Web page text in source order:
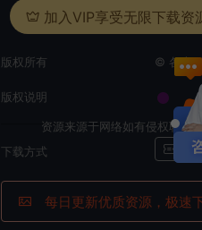
加入VIP享受无限下载资
版权所有 © 各大
版权说明
资源来源于网络如有侵权联系
下载方式
百
每日更新优质资源，极速